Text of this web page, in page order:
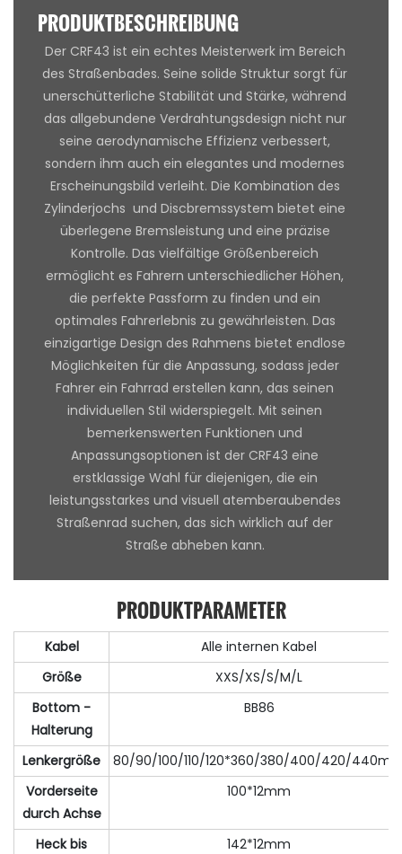
PRODUKTBESCHREIBUNG
Der CRF43 ist ein echtes Meisterwerk im Bereich
des Straßenbades. Seine solide Struktur sorgt für
unerschütterliche Stabilität und Stärke, während
das allgebundene Verdrahtungsdesign nicht nur
seine aerodynamische Effizienz verbessert,
sondern ihm auch ein elegantes und modernes
Erscheinungsbild verleiht. Die Kombination des
Zylinderjochs und Discbremssystem bietet eine
überlegene Bremsleistung und eine präzise
Kontrolle. Das vielfältige Größenbereich
ermöglicht es Fahrern unterschiedlicher Höhen,
die perfekte Passform zu finden und ein
optimales Fahrerlebnis zu gewährleisten. Das
einzigartige Design des Rahmens bietet endlose
Möglichkeiten für die Anpassung, sodass jeder
Fahrer ein Fahrrad erstellen kann, das seinen
individuellen Stil widerspiegelt. Mit seinen
bemerkenswerten Funktionen und
Anpassungsoptionen ist der CRF43 eine
erstklassige Wahl für diejenigen, die ein
leistungsstarkes und visuell atemberaubendes
Straßenrad suchen, das sich wirklich auf der
Straße abheben kann.
PRODUKTPARAMETER
Kabel
Alle internen Kabel
Größe
XXS/XS/S/M/L
Bottom -
Halterung
BB86
Lenkergröße
80/90/100/110/120*360/380/400/420/
Vorderseite
durch Achse
100*12mm
Heck bis 142*12mm